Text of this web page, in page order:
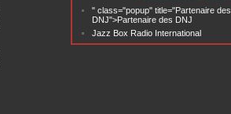
" class="popup" title="Partenaire des
DNJ">Partenaire des DNJ
Jazz Box Radio International